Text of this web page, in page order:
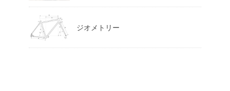
ジオメトリー